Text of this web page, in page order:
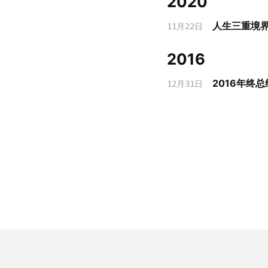
11月22日 人生三重境
2016
12月31日 2016年终总